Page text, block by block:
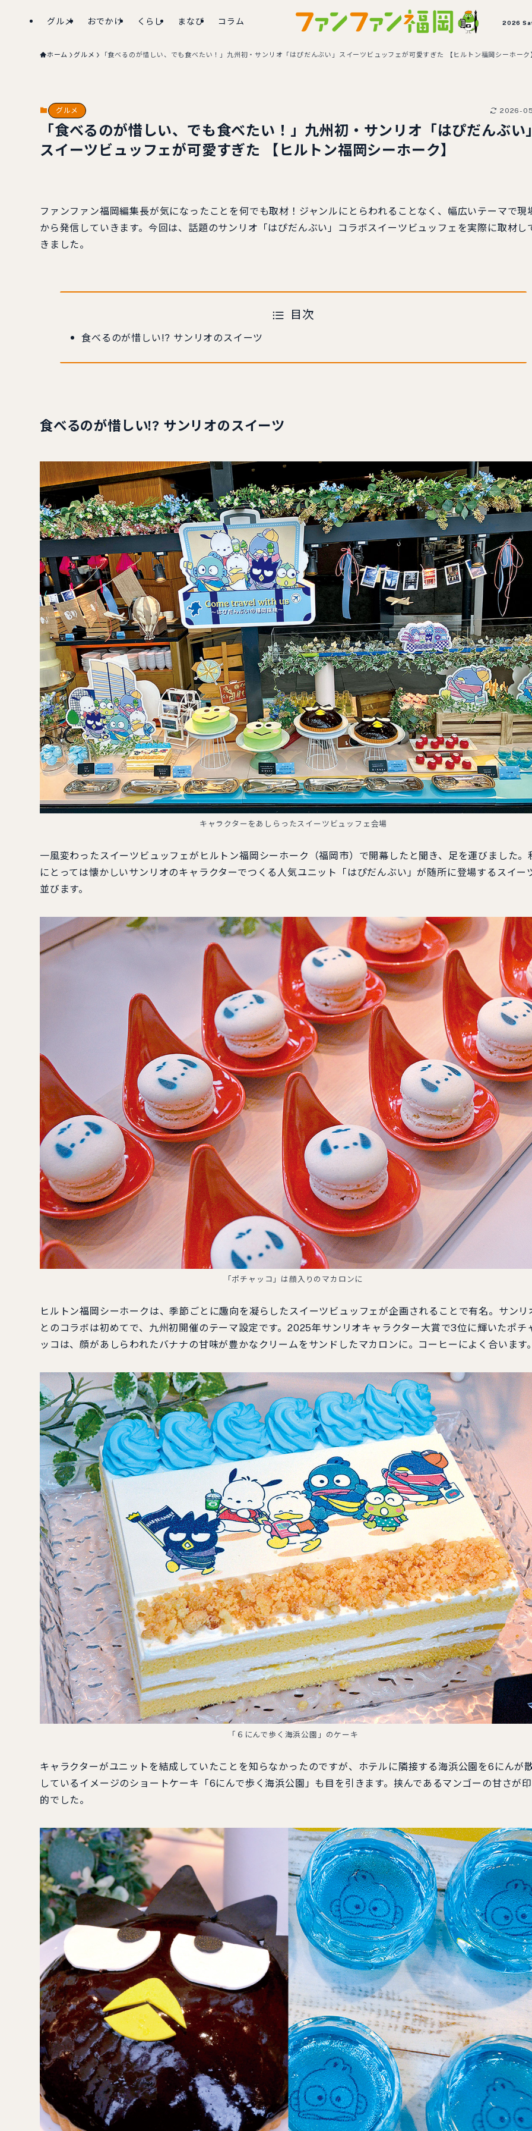
グルメ おでかけ くらし まなび コラム 2026
ホーム グルメ 「食べるのが惜しい、でも食べたい！」九州初・サンリオ「はぴだんぶい」スイーツビュッフェが可愛すぎた 【ヒルトン福岡シーホーク
グルメ 2026-
「食べるのが惜しい、でも食べたい！」九州初・サンリオ「はぴだんぶい
スイーツビュッフェが可愛すぎた 【ヒルトン福岡シーホーク】
ファンファン福岡編集長が気になったことを何でも取材！ジャンルにとらわれることなく、幅広いテーマで現
から発信していきます。今回は、話題のサンリオ「はぴだんぶい」コラボスイーツビュッフェを実際に取材し
きました。
目次
食べるのが惜しい!? サンリオのスイーツ
食べるのが惜しい!? サンリオのスイーツ
キャラクターをあしらったスイーツビュッフェ会場
一風変わったスイーツビュッフェがヒルトン福岡シーホーク（福岡市）で開幕したと聞き、足を運びました。
にとっては懐かしいサンリオのキャラクターでつくる人気ユニット「はぴだんぶい」が随所に登場するスイー
並びます。
「ポチャッコ」は顔入りのマカロンに
ヒルトン福岡シーホークは、季節ごとに趣向を凝らしたスイーツビュッフェが企画されることで有名。サンリ
とのコラボは初めてで、九州初開催のテーマ設定です。2025年サンリオキャラクター大賞で3位に輝いたポチ
ッコは、顔があしらわれたバナナの甘味が豊かなクリームをサンドしたマカロンに。コーヒーによく合います
「６にんで歩く海浜公園」のケーキ
キャラクターがユニットを結成していたことを知らなかったのですが、ホテルに隣接する海浜公園を6にんが
しているイメージのショートケーキ「6にんで歩く海浜公園」も目を引きます。挟んであるマンゴーの甘さが
的でした。